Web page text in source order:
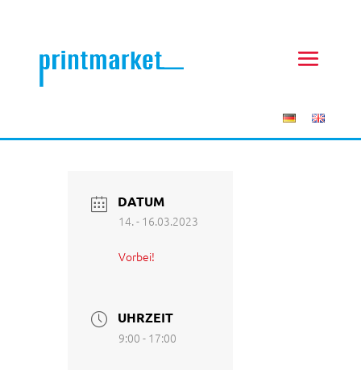
DATUM
14. - 16.03.2023
Vorbei!
UHRZEIT
9:00 - 17:00